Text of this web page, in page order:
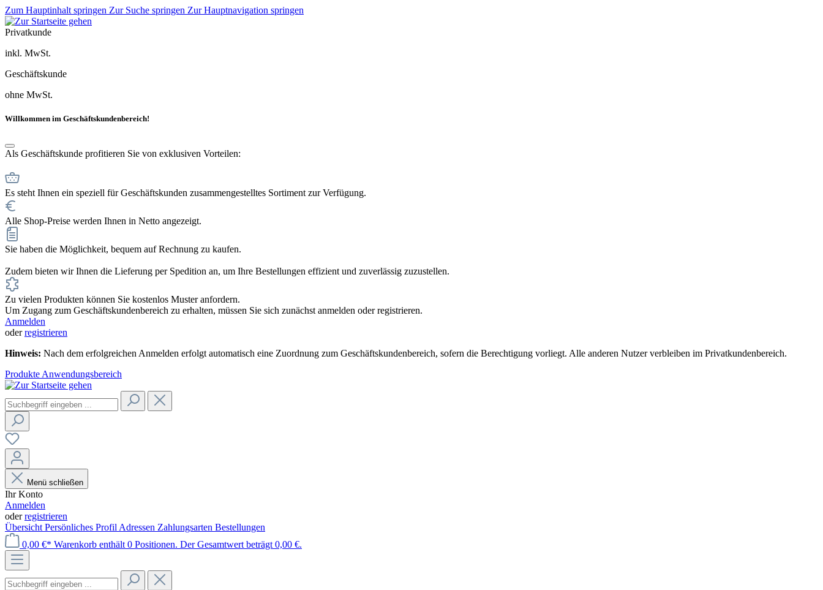
Zum Hauptinhalt springen Zur Suche springen Zur Hauptnavigation springen
Privatkunde
inkl. MwSt.
Geschäftskunde
ohne MwSt.
Willkommen im Geschäftskundenbereich!
Als Geschäftskunde profitieren Sie von exklusiven Vorteilen:
Es steht Ihnen ein speziell für Geschäftskunden zusammengestelltes Sortiment zur Verfügung.
Alle Shop-Preise werden Ihnen in Netto angezeigt.
Sie haben die Möglichkeit, bequem auf Rechnung zu kaufen.
Zudem bieten wir Ihnen die Lieferung per Spedition an, um Ihre Bestellungen effizient und zuverlässig zuzustellen.
Zu vielen Produkten können Sie kostenlos Muster anfordern.
Um Zugang zum Geschäftskundenbereich zu erhalten, müssen Sie sich zunächst anmelden oder registrieren.
Anmelden
oderregistrieren
Hinweis: Nach dem erfolgreichen Anmelden erfolgt automatisch eine Zuordnung zum Geschäftskundenbereich, sofern die Berechtigung vorliegt. Alle anderen Nutzer verbleiben im Privatkundenbereich.
Produkte Anwendungsbereich
Menü schließen
Ihr Konto
Anmelden
oderregistrieren
Übersicht Persönliches Profil Adressen Zahlungsarten Bestellungen
0,00 €* Warenkorb enthält 0 Positionen. Der Gesamtwert beträgt 0,00 €.